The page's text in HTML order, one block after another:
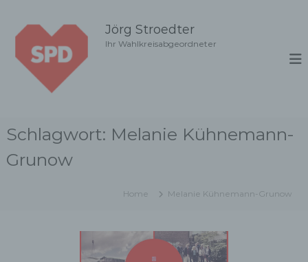
Jörg Stroedter
Ihr Wahlkreisabgeordneter
Schlagwort: Melanie Kühnemann-
Grunow
Home Melanie Kühnemann-Grunow